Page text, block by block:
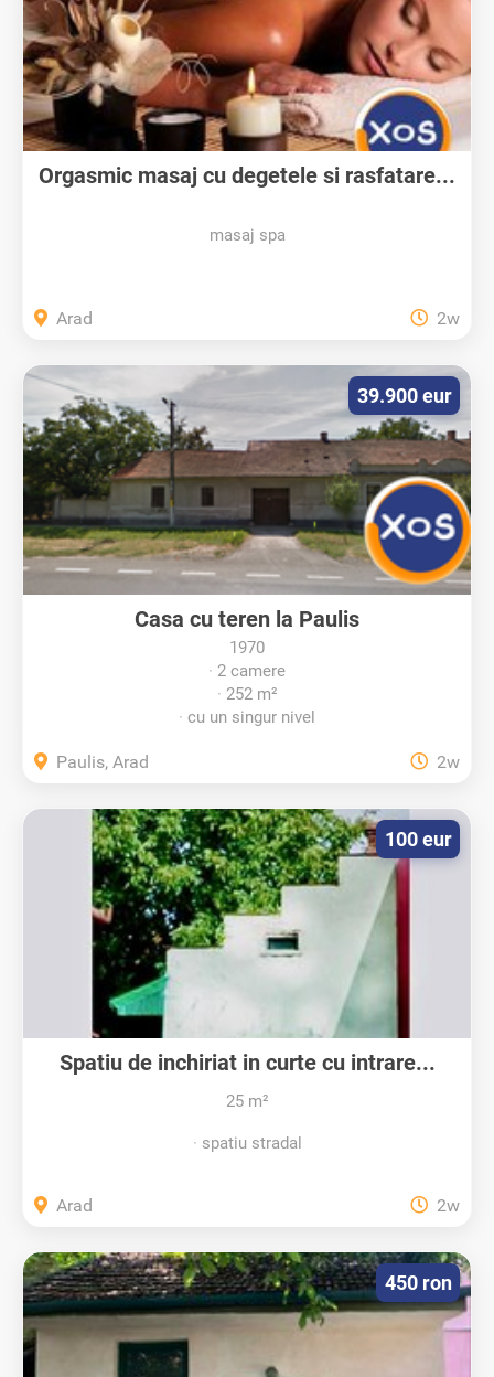
Orgasmic masaj cu degetele si rasfatare...
masaj spa
Arad 2w
Casa cu teren la Paulis
1970
2 camere
252 m²
cu un singur nivel
39.900 eur
Paulis, Arad 2w
Spatiu de inchiriat in curte cu intrare...
25 m²
spatiu stradal
100 eur
Arad 2w
450 ron